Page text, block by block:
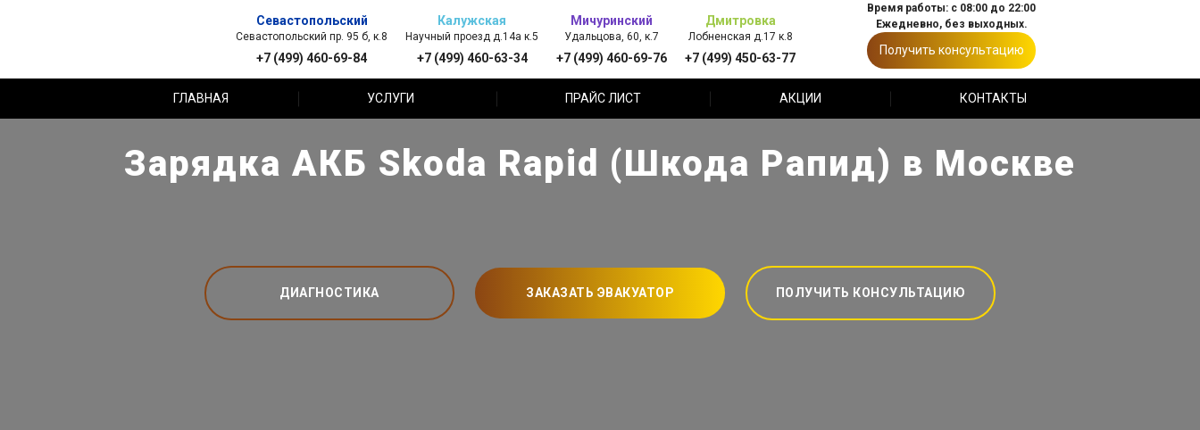
Севастопольский
Севастопольский пр. 95 б, к.8
+7 (499) 460-69-84
Калужская
Научный проезд д.14а к.5
+7 (499) 460-63-34
Мичуринский
Удальцова, 60, к.7
+7 (499) 460-69-76
Дмитровка
Лобненская д.17 к.8
+7 (499) 450-63-77
Время работы: с 08:00 до 22:00
Ежедневно, без выходных.
Получить консультацию
ГЛАВНАЯ УСЛУГИ ПРАЙС ЛИСТ АКЦИИ КОНТАКТЫ
Зарядка АКБ Skoda Rapid (Шкода Рапид) в Москве
ДИАГНОСТИКА ЗАКАЗАТЬ ЭВАКУАТОР ПОЛУЧИТЬ КОНСУЛЬТАЦИЮ